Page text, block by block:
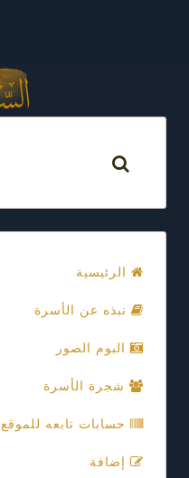
الرئيسية
نبذه عن الأسرة
البوم الصور
شجرة الأسرة
حسابات تابعه للموقع
إضافة